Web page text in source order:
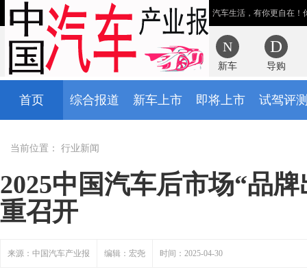
汽车生活，有你更自在！
新车 导购
首页 综合报道 新车上市 即将上市 试驾评
当前位置： 行业新闻
2025中国汽车后市场“品
重召开
来源：中国汽车产业报 编辑：宏尧 时间：2025-04-30